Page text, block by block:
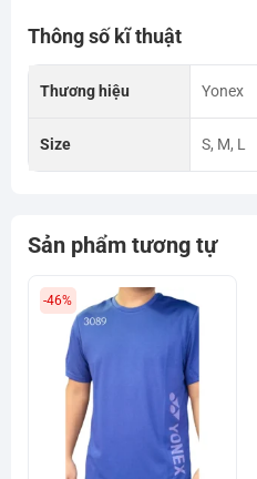
Thông số kĩ thuật
Thương hiệu Yonex
Size S, M, L
Sản phẩm tương tự
-46%